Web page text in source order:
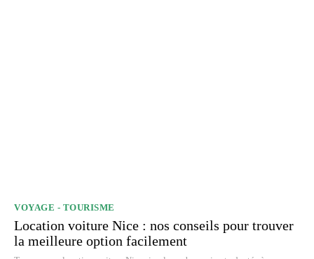
VOYAGE - TOURISME
Location voiture Nice : nos conseils pour trouver
la meilleure option facilement